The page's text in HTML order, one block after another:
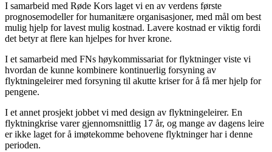
I samarbeid med Røde Kors laget vi en av verdens første
prognosemodeller for humanitære organisasjoner, med mål om best
mulig hjelp for lavest mulig kostnad. Lavere kostnad er viktig fordi
det betyr at flere kan hjelpes for hver krone.
I et samarbeid med FNs høykommissariat for flyktninger viste vi
hvordan de kunne kombinere kontinuerlig forsyning av
flyktningeleirer med forsyning til akutte kriser for å få mer hjelp for
pengene.
I et annet prosjekt jobbet vi med design av flyktningeleirer. En
flyktningkrise varer gjennomsnittlig 17 år, og mange av dagens leire
er ikke laget for å imøtekomme behovene flyktninger har i denne
perioden.